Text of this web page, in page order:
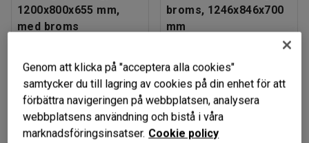
1200x800x655 mm,
med broms
3 389 kr
exkl. moms
KÖP
broms, 1246x846x700
mm
4 125 kr
exkl. moms
KÖP
Genom att klicka på "acceptera alla cookies"
samtycker du till lagring av cookies på din enhet för att
förbättra navigeringen på webbplatsen, analysera
webbplatsens användning och bistå i våra
marknadsföringsinsatser. Cookie policy